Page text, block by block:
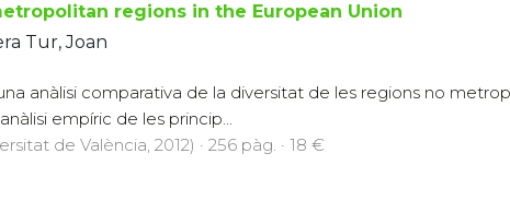
regions in the European Union
Tur, Joan
anàlisi comparativa de la diversitat de les regions no
empíric de les princip...
de València, 2012) · 256 pàg. · 18 €